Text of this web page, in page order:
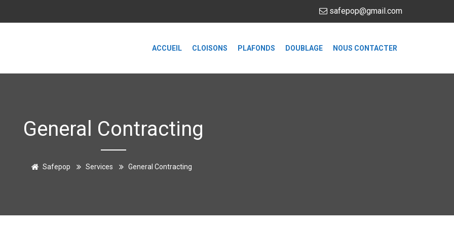
safepop@gmail.com
ACCUEIL CLOISONS PLAFONDS DOUBLAGE NOUS CONTACTER
General Contracting
Safepop Services General Contracting